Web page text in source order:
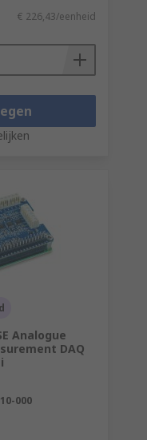
€ 226,43/eenheid
Analogue
DAQ
000